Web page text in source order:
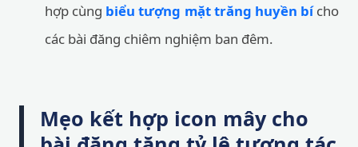
hợp cùng biểu tượng mặt trăng huyền bícho
các bài đăng chiêm nghiệm ban đêm.
Mẹo kết hợp icon mây cho